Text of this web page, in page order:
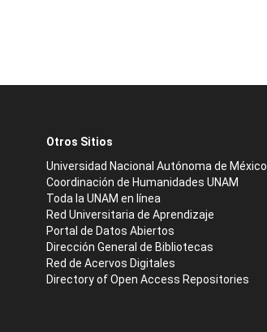
Otros Sitios
Universidad Nacional Autónoma de México
Coordinación de Humanidades UNAM
Toda la UNAM en línea
Red Universitaria de Aprendizaje
Portal de Datos Abiertos
Dirección General de Bibliotecas
Red de Acervos Digitales
Directory of Open Access Repositories